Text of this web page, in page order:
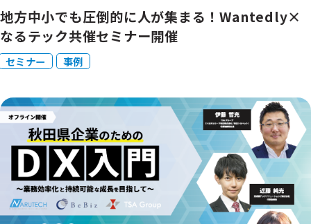
地方中小でも圧倒的に人が集まる！Wantedly×
なるテック共催セミナー開催
セミナー 事例